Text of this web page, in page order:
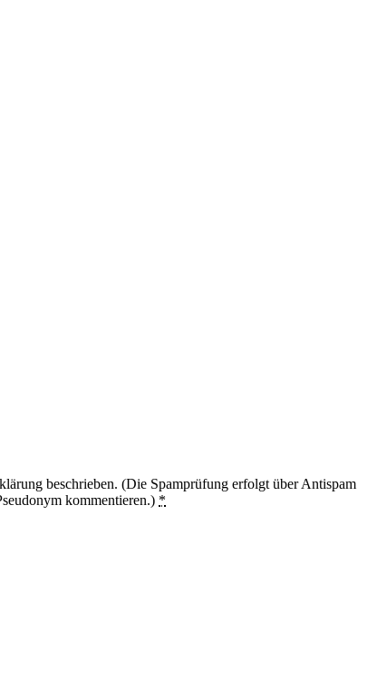
beschrieben. (Die Spamprüfung erfolgt über Antispam
kommentieren.) *